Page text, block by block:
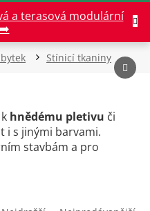
a terasová modulární
Stínicí tkaniny
hnědému pletivu či
i s jinými barvami.
stavbám a pro